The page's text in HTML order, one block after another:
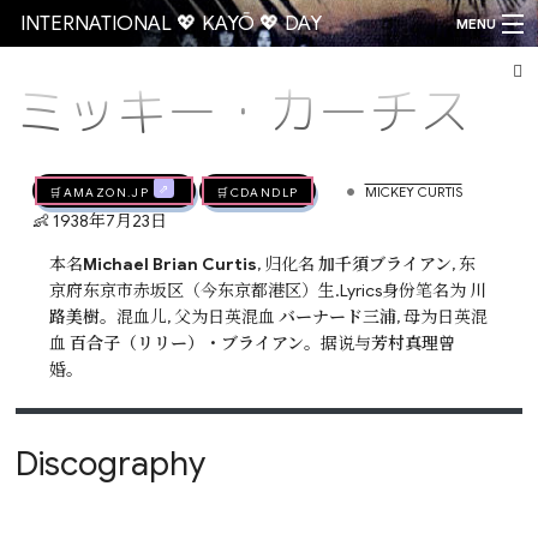
INTERNATIONAL 💖 KAYŌ 💖 DAY MENU
ミッキー・カーチス
🛒AMAZON.jp 🛒CDandLP • MICKEY CURTIS
👶 1938年7月23日
本名Michael Brian Curtis, 归化名加千須ブライアン, 东
京府东京市赤坂区（今东京都港区）生.Lyrics身份笔名为 川
路美樹。混血儿, 父为日英混血バーナード三浦, 母为日英混
血百合子（リリー）・ブライアン。据说与芳村真理曾
婚。
Discography